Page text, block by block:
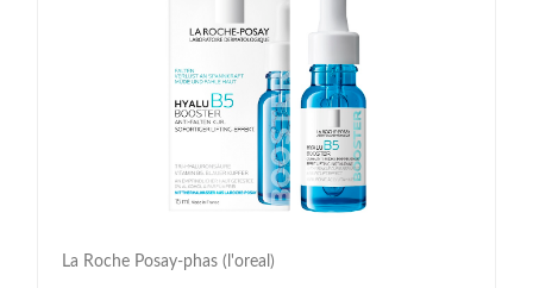
La Roche Posay-phas (l'oreal)